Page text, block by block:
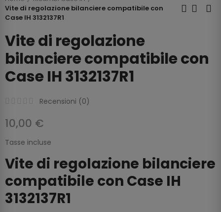
Vite di regolazione bilanciere compatibile con
Case IH 3132137R1
Vite di regolazione
bilanciere compatibile con
Case IH 3132137R1
Recensioni (0)
10,00 €
Tasse incluse
Vite di regolazione bilanciere
compatibile con Case IH
3132137R1